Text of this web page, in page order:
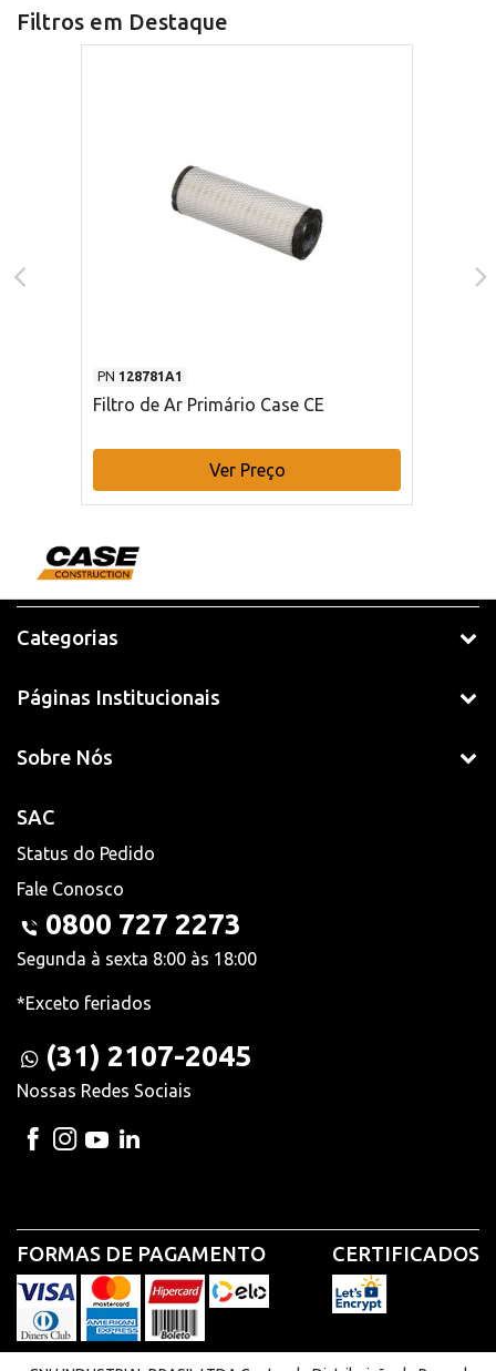
Filtros em Destaque
PN 128781A1
Filtro de Ar Primário Case CE
Ver Preço
Categorias
Páginas Institucionais
Sobre Nós
SAC
Status do Pedido
Fale Conosco
0800 727 2273
Segunda à sexta 8:00 às 18:00
*Exceto feriados
(31) 2107-2045
Nossas Redes Sociais
FORMAS DE PAGAMENTO CERTIFICADOS